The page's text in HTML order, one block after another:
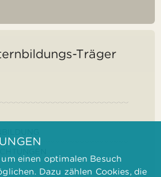
Träger
einen optimalen Besuch
Dazu zählen Cookies, die